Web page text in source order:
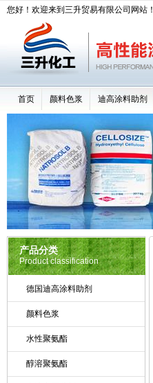
您好！欢迎来到三升贸易有限公司网站！
首页 颜料色浆 迪高涂料助剂
产品分类
Product classification
德国迪高涂料助剂
颜料色浆
水性聚氨酯
醇溶聚氨酯